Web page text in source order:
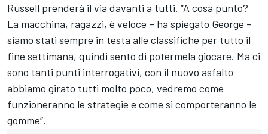
Russell prenderà il via davanti a tutti. “A cosa punto?
La macchina, ragazzi, è veloce – ha spiegato George -
siamo stati sempre in testa alle classifiche per tutto il
fine settimana, quindi sento di potermela giocare. Ma ci
sono tanti punti interrogativi, con il nuovo asfalto
abbiamo girato tutti molto poco, vedremo come
funzioneranno le strategie e come si comporteranno le
gomme”.